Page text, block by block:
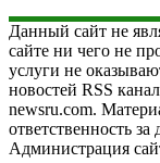
Данный сайт не
сайте ни чего не
услуги не
новостей RSS
newsru.com.
ответственность
Администрация